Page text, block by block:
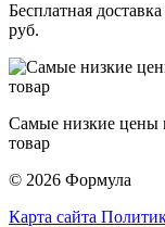
Бесплатная
руб.
Самые низкие цены
товар
© 2026 Формула
Карта сайта